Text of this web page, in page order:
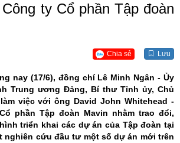
ty Cổ phần Tập đoàn
Chia sẻ Lưu
nay (17/6), đồng chí Lê Minh Ngân - Ủy
Trung ương Đảng, Bí thư Tỉnh ủy, Chủ
việc với ông David John Whitehead -
phần Tập đoàn Mavin nhằm trao đổi,
triển khai các dự án của Tập đoàn tại
nghiên cứu đầu tư một số dự án mới trên